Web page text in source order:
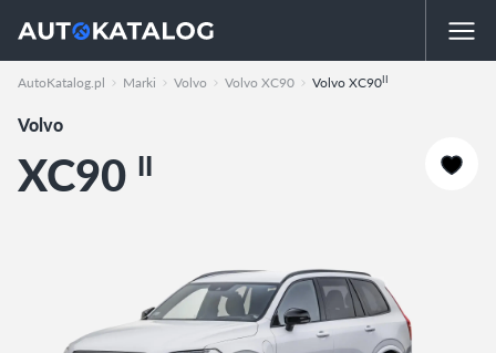
AutoKatalog.pl Marki Volvo Volvo XC90 Volvo XC90II
Volvo
XC90 II